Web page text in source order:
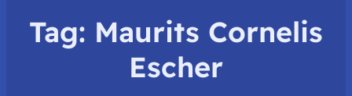
Tag: Maurits Cornelis
Escher